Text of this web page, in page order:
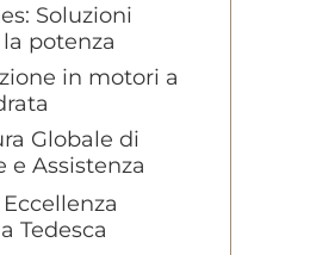
Soluzioni
potenza
in motori a
Globale di
e Assistenza
Tedesca